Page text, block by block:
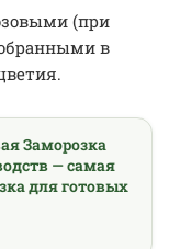
(при
в
Заморозка
— самая
для готовых